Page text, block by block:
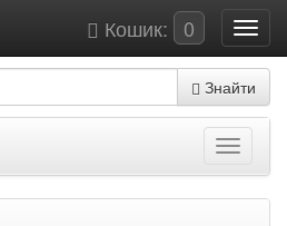
Кошик: 0
Знайти